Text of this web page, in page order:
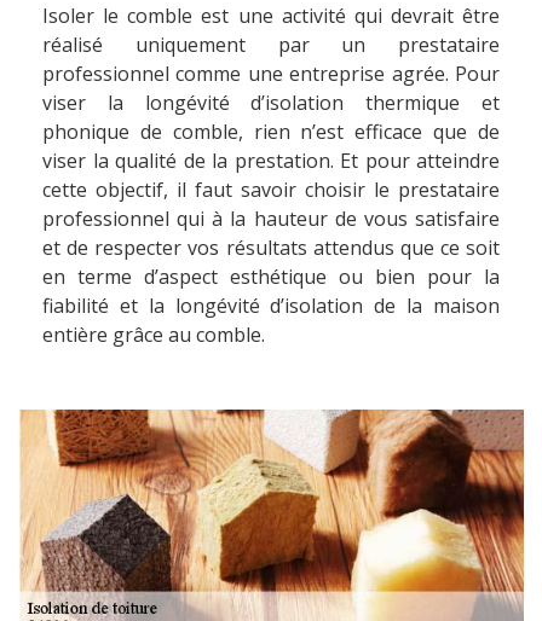
Isoler le comble est une activité qui devrait être
réalisé uniquement par un prestataire
professionnel comme une entreprise agrée. Pour
viser la longévité d’isolation thermique et
phonique de comble, rien n’est efficace que de
viser la qualité de la prestation. Et pour atteindre
cette objectif, il faut savoir choisir le prestataire
professionnel qui à la hauteur de vous satisfaire
et de respecter vos résultats attendus que ce soit
en terme d’aspect esthétique ou bien pour la
fiabilité et la longévité d’isolation de la maison
entière grâce au comble.